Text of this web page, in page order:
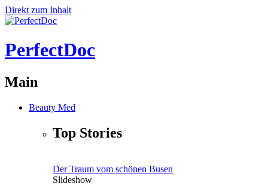
Direkt zum Inhalt
PerfectDoc
Main
Beauty Med
Top Stories
Der Traum vom schönen Busen
Slideshow